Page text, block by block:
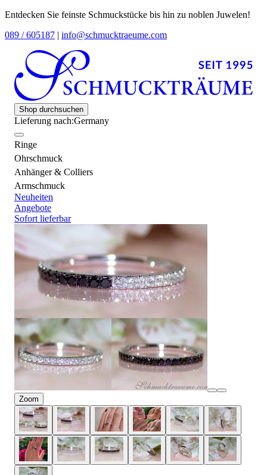
Entdecken Sie feinste Schmuckstücke bis hin zu noblen Juwelen!
089 / 605187 | info@schmucktraeume.com
Shop durchsuchen
Lieferung nach:Germany
Ringe
Ohrschmuck
Anhänger & Colliers
Armschmuck
Neuheiten
Angebote
Sofort lieferbar
Zoom